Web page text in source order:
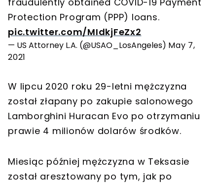
Protection Program (PPP) loans.
pic.twitter.com/MIdkjFeZx2
— US Attorney L.A. (@USAO_LosAngeles) May 7,
2021
W lipcu 2020 roku 29-letni mężczyzna
został złapany po zakupie salonowego
Lamborghini Huracan Evo po otrzymaniu
prawie 4 milionów dolarów środków.
Miesiąc później mężczyzna w Teksasie
został aresztowany po tym, jak po